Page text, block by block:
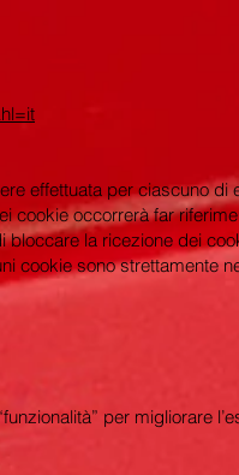
effettuata per ciascuno di
cookie occorrerà far
bloccare la ricezione dei
cookie sono strettamente
per migliorare